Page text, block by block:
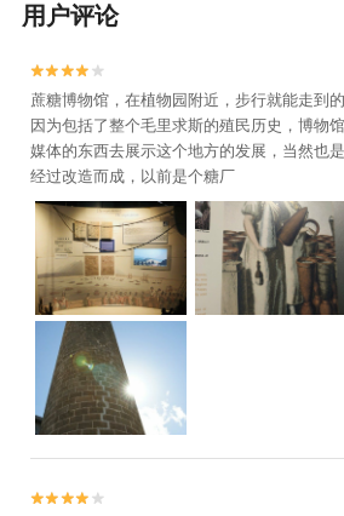
用户评论


蔗糖博物馆，在植物园附近，步行就能走到
因为包括了整个毛里求斯的殖民历史，博物
媒体的东西去展示这个地方的发展，当然也
经过改造而成，以前是个糖厂

